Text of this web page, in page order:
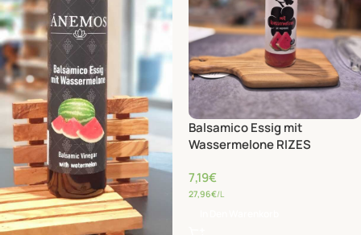
Balsamico Essig mit
Wassermelone RIZES
7,19€
27,96€/L